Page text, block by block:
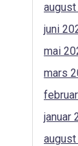
juni
mai
mars
januar